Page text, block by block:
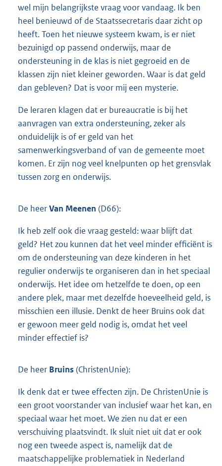
wel mijn belangrijkste vraag voor vandaag. Ik ben
heel benieuwd of de Staatssecretaris daar zicht op
heeft. Toen het nieuwe systeem kwam, is er niet
bezuinigd op passend onderwijs, maar de
ondersteuning in de klas is niet gegroeid en de
klassen zijn niet kleiner geworden. Waar is dat geld
dan gebleven? Dat is voor mij een mysterie.
De leraren klagen dat er bureaucratie is bij het
aanvragen van extra ondersteuning, zeker als
onduidelijk is of er geld van het
samenwerkingsverband of van de gemeente moet
komen. Er zijn nog veel knelpunten op het grensvlak
tussen zorg en onderwijs.
De heerVan Meenen (D66):
Ik heb zelf ook die vraag gesteld: waar blijft dat
geld? Het zou kunnen dat het veel minder efficiënt is
om de ondersteuning van deze kinderen in het
regulier onderwijs te organiseren dan in het speciaal
onderwijs. Het idee om hetzelfde te doen, op een
andere plek, maar met dezelfde hoeveelheid geld, is
misschien een illusie. Denkt de heer Bruins ook dat
er gewoon meer geld nodig is, omdat het veel
minder effectief is?
De heer Bruins (ChristenUnie):
Ik denk dat er twee effecten zijn. De ChristenUnie is
een groot voorstander van inclusief waar het kan, en
speciaal waar het moet. We zien nu dat er een
verschuiving plaatsvindt. Ik sluit niet uit dat er ook
nog een tweede aspect is, namelijk dat de
maatschappelijke problematiek in Nederland